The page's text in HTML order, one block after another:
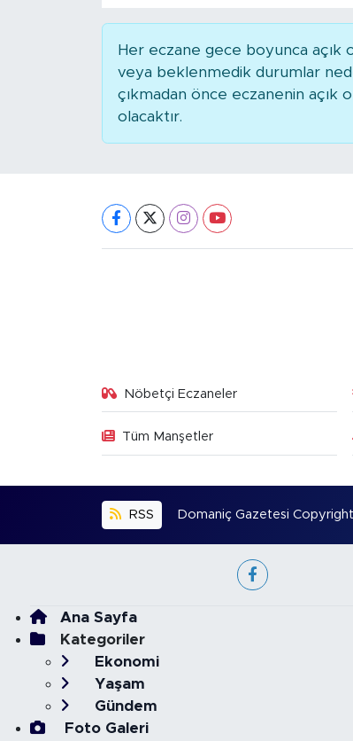
Her eczane gece boyunca açık
veya beklenmedik durumlar
çıkmadan önce eczanenin açık
olacaktır.
Nöbetçi Eczaneler
Tüm Manşetler
RSS Domaniç Gazetesi Copyright
Ana Sayfa
Kategoriler
Ekonomi
Yaşam
Gündem
Foto Galeri